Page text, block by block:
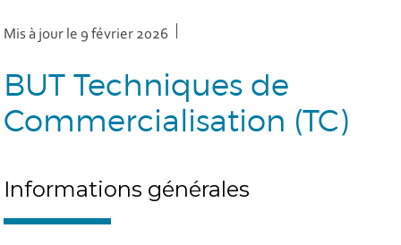
Mis à jour le 9 février 2026
BUT Techniques de
Commercialisation (TC)
Informations générales